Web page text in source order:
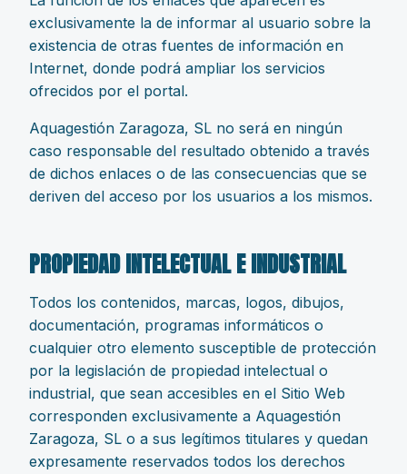
exclusivamente la de informar al usuario sobre la
existencia de otras fuentes de información en
Internet, donde podrá ampliar los servicios
ofrecidos por el portal.
Aquagestión Zaragoza, SL no será en ningún
caso responsable del resultado obtenido a través
de dichos enlaces o de las consecuencias que se
deriven del acceso por los usuarios a los mismos.
PROPIEDAD INTELECTUAL E INDUSTRIAL
Todos los contenidos, marcas, logos, dibujos,
documentación, programas informáticos o
cualquier otro elemento susceptible de protección
por la legislación de propiedad intelectual o
industrial, que sean accesibles en el Sitio Web
corresponden exclusivamente a Aquagestión
Zaragoza, SL o a sus legítimos titulares y quedan
expresamente reservados todos los derechos